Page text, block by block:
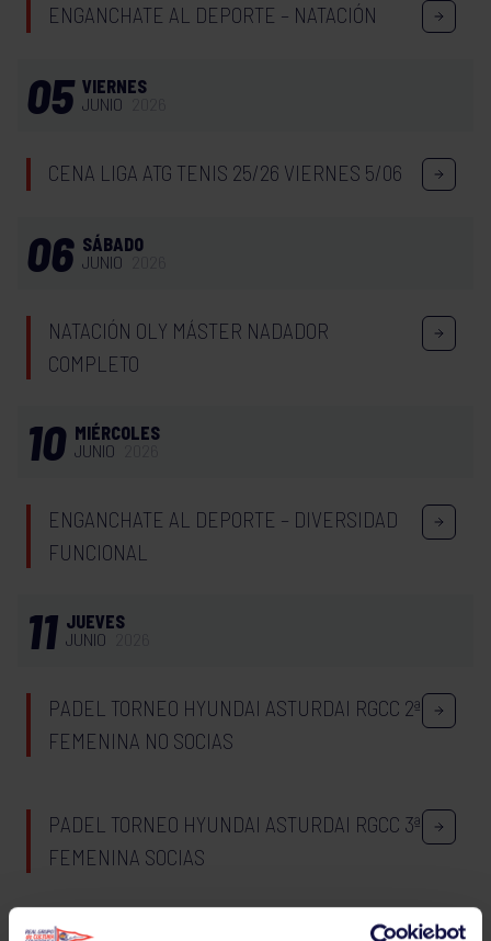
ENGANCHATE AL DEPORTE – NATACIÓN
05 VIERNES
JUNIO
CENA LIGA ATG TENIS 25/26 VIERNES 5/06
06 SÁBADO
JUNIO
NATACIÓN OLY MÁSTER NADADOR
COMPLETO
10 MIÉRCOLES
JUNIO
ENGANCHATE AL DEPORTE – DIVERSIDAD
FUNCIONAL
11 JUEVES
JUNIO
PADEL TORNEO HYUNDAI ASTURDAI RGCC 2ª
FEMENINA NO SOCIAS
PADEL TORNEO HYUNDAI ASTURDAI RGCC 3ª
FEMENINA SOCIAS